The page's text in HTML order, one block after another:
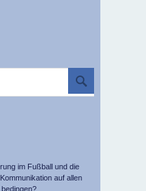
im Fußball und die
auf allen